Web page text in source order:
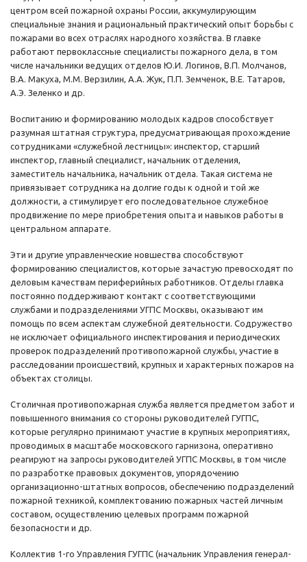
центром всей пожарной охраны России, аккумулирующим
специальные знания и рациональный практический опыт борьбы с
пожарами во всех отраслях народного хозяйства. В главке
работают первоклассные специалисты пожарного дела, в том
числе начальники ведущих отделов Ю.И. Логинов, В.П. Молчанов,
В.А. Макуха, М.М. Верзилин, А.А. Жук, П.П. Земченок, В.Е. Татаров,
А.Э. Зеленко и др.
Воспитанию и формированию молодых кадров способствует
разумная штатная структура, предусматривающая прохождение
сотрудниками «служебной лестницы»: инспектор, старший
инспектор, главный специалист, начальник отделения,
заместитель начальника, начальник отдела. Такая система не
привязывает сотрудника на долгие годы к одной и той же
должности, а стимулирует его последовательное служебное
продвижение по мере приобретения опыта и навыков работы в
центральном аппарате.
Эти и другие управленческие новшества способствуют
формированию специалистов, которые зачастую превосходят по
деловым качествам периферийных работников. Отделы главка
постоянно поддерживают контакт с соответствующими
службами и подразделениями УГПС Москвы, оказывают им
помощь по всем аспектам служебной деятельности. Содружество
не исключает официального инспектирования и периодических
проверок подразделений противопожарной службы, участие в
расследовании происшествий, крупных и характерных пожаров на
объектах столицы.
Столичная противопожарная служба является предметом забот и
повышенного внимания со стороны руководителей ГУГПС,
которые регулярно принимают участие в крупных мероприятиях,
проводимых в масштабе московского гарнизона, оперативно
реагируют на запросы руководителей УГПС Москвы, в том числе
по разработке правовых документов, упорядочению
организационно-штатных вопросов, обеспечению подразделений
пожарной техникой, комплектованию пожарных частей личным
составом, осуществлению целевых программ пожарной
безопасности и др.
Коллектив 1-го Управления ГУГПС (начальник Управления генерал-